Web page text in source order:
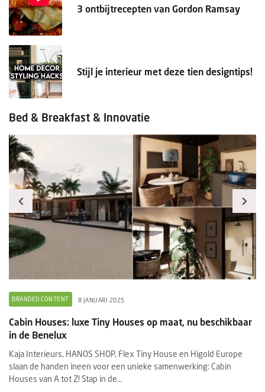
3 ontbijtrecepten van Gordon Ramsay
Stijl je interieur met deze tien designtips!
Bed & Breakfast & Innovatie
BRANDED CONTENT 8 JANUARI 2025
Cabin Houses: luxe Tiny Houses op maat, nu beschikbaar
in de Benelux
Kaja Interieurs, HANOS SHOP, Flex Tiny House en Higold Europe
slaan de handen ineen voor een unieke samenwerking: Cabin
Houses van A tot Z! Stap in de...